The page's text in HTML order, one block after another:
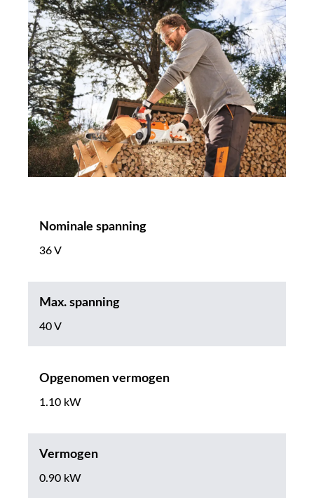
Nominale spanning
36 V
Max. spanning
40 V
Opgenomen vermogen
1.10 kW
Vermogen
0.90 kW